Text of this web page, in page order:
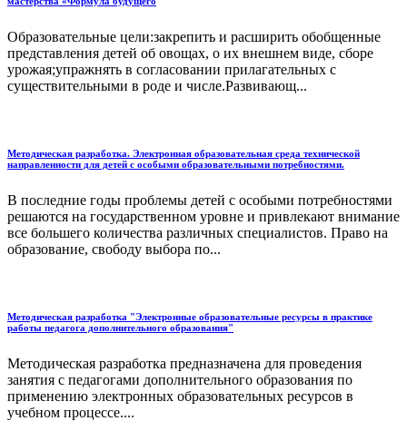
Образовательные цели:закрепить и расширить обобщенные
представления детей об овощах, о их внешнем виде, сборе
урожая;упражнять в согласовании прилагательных с
существительными в роде и числе.Развивающ...
Методическая разработка. Электронная образовательная среда технической
направленности для детей с особыми образовательными потребностями.
В последние годы проблемы детей с особыми потребностями
решаются на государственном уровне и привлекают внимание
все большего количества различных специалистов. Право на
образование, свободу выбора по...
Методическая разработка "Электронные образовательные ресурсы в практике
работы педагога дополнительного образования"
Методическая разработка предназначена для проведения
занятия с педагогами дополнительного образования по
применению электронных образовательных ресурсов в
учебном процессе....